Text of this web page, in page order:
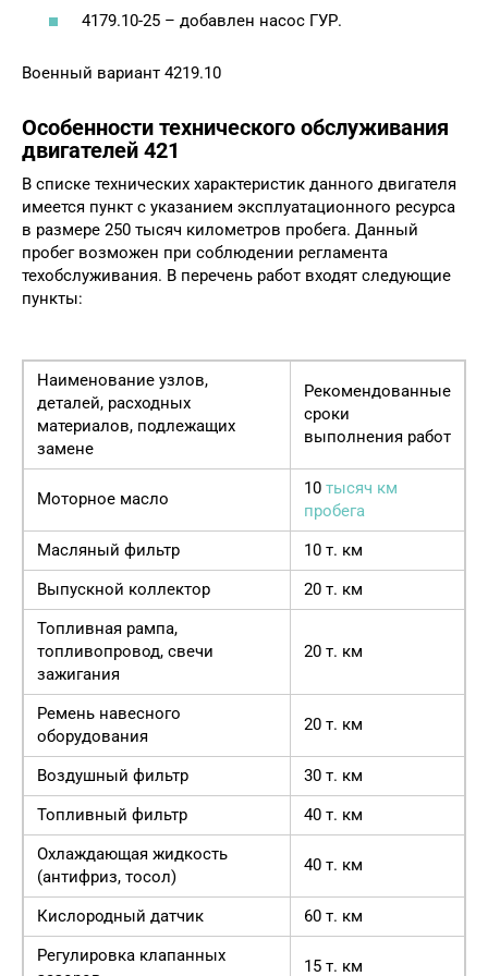
4179.10-25 – добавлен насос ГУР.
Военный вариант 4219.10
Особенности технического обслуживания
двигателей 421
В списке технических характеристик данного двигателя
имеется пункт с указанием эксплуатационного ресурса
в размере 250 тысяч километров пробега. Данный
пробег возможен при соблюдении регламента
техобслуживания. В перечень работ входят следующие
пункты:
Наименование узлов,
деталей, расходных
материалов, подлежащих
замене
Рекомендованные
сроки
выполнения работ
Моторное масло
10 тысяч км
пробега
Масляный фильтр
10 т. км
Выпускной коллектор
20 т. км
Топливная рампа,
топливопровод, свечи
зажигания
20 т. км
Ремень навесного
оборудования
20 т. км
Воздушный фильтр
30 т. км
Топливный фильтр
40 т. км
Охлаждающая жидкость
(антифриз, тосол)
40 т. км
Кислородный датчик
60 т. км
Регулировка клапанных
15 т. км